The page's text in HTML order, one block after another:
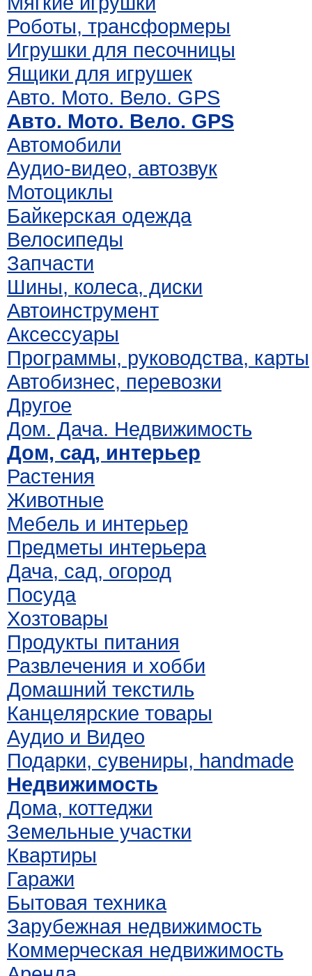
Роботы, трансформеры
Игрушки для песочницы
Ящики для игрушек
Авто. Мото. Вело. GPS
Авто. Мото. Вело. GPS
Автомобили
Аудио-видео, автозвук
Мотоциклы
Байкерская одежда
Велосипеды
Запчасти
Шины, колеса, диски
Автоинструмент
Аксессуары
Программы, руководства, карты
Автобизнес, перевозки
Другое
Дом. Дача. Недвижимость
Дом, сад, интерьер
Растения
Животные
Мебель и интерьер
Предметы интерьера
Дача, сад, огород
Посуда
Хозтовары
Продукты питания
Развлечения и хобби
Домашний текстиль
Канцелярские товары
Аудио и Видео
Подарки, сувениры, handmade
Недвижимость
Дома, коттеджи
Земельные участки
Квартиры
Гаражи
Бытовая техника
Зарубежная недвижимость
Коммерческая недвижимость